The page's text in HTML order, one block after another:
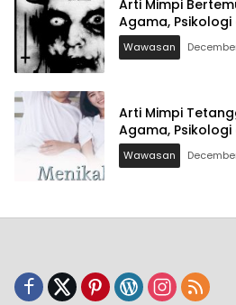
Arti Mimpi
Agama,
Wawasan
Arti Mimpi
Agama,
Wawasan